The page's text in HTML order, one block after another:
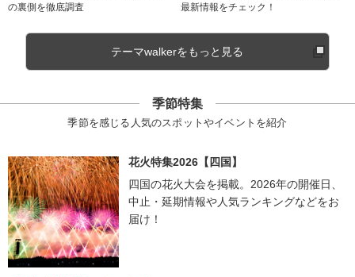
の裏側を徹底調査
最新情報をチェック！
テーマwalkerをもっと見る
季節特集
季節を感じる人気のスポットやイベントを紹介
花火特集2026【四国】
四国の花火大会を掲載。2026年の開催日、
中止・延期情報や人気ランキングなどをお
届け！